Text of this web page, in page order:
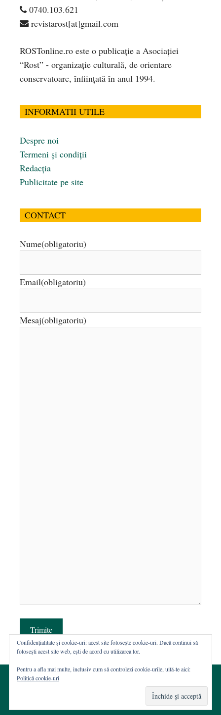
0740.103.621
revistarost[at]gmail.com
ROSTonline.ro este o publicaţie a Asociaţiei
“Rost” - organizaţie culturală, de orientare
conservatoare, înfiinţată în anul 1994.
INFORMATII UTILE
Despre noi
Termeni și condiții
Redacția
Publicitate pe site
CONTACT
Nume(obligatoriu)
Email(obligatoriu)
Mesaj(obligatoriu)
Trimite
Web hosting şi dezvoltare Wordpress:Casa de WEB
Confidențialitate și cookie-uri: acest site folosește cookie-uri. Dacă continui să
folosești acest site web, ești de acord cu utilizarea lor.
Pentru a afla mai multe, inclusiv cum să controlezi cookie-urile, uită-te aici:
Politică cookie-uri